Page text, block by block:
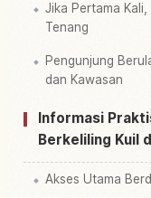
Jika Pertama
Tenang
Pengunjung
dan Kawasan
Informasi
Berkeliling Kuil
Akses Utama